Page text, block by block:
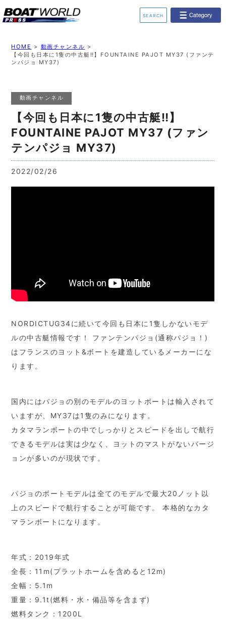
SEARCH
業界ニュース
ジェットスキー
動画チャンネル リクルート
HOME > 動画チャンネル >
【今回も日本に1隻の中古艇‼︎】FOUNTAINE PAJOT MY37 (ファンテ
ンパジョ MY37)
動画チャンネル
【今回も日本に1隻の中古艇‼︎】
FOUNTAINE PAJOT MY37 (ファン
テンパジョ MY37)
2022/02/26
NORDICTUG34に続いて今回も日本に1隻しかないモデ
ルの中古艇情報です！ ファンテンパジョ(通称パジョ！)
はフランスのヨット&ボートを建造しているメーカーにな
ります。
国内にはパジョの別のモデルのヨットボートは輸入されて
いますが、MY37は1隻のみになります。
カタマランボートの中でしっかりとスピードを出しで航行
できるモデルは実は少なく、ヨットのマストがないバージ
ョンが多いのが現状です。
パジョのボートモデルは全てのモデルで最大20ノット以
上のスピードで航行することが可能です。 本格的なカタ
マランボートになります。
年式：2019年式
全長：11m(プラットホームを含めると12m)
全幅：5.1m
重量：9.1t(燃料・水・備品等を含まず)
燃料タンク：1200L